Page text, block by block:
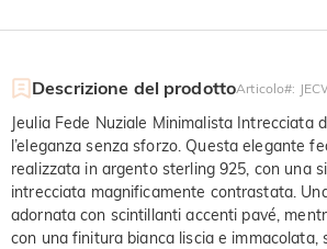
Descrizione del prodottoArticolo#:
Jeulia Fede Nuziale Minimalista Intrecciata
l’eleganza senza sforzo. Questa elegante
realizzata in argento sterling 925, con una
intrecciata magnificamente contrastata.
adornata con scintillanti accenti pavé,
con una finitura bianca liscia e immacolata,